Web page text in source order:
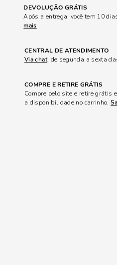
DEVOLUÇÃO GRÁTIS
Após a entrega, você tem 10
mais
CENTRAL DE ATENDIMENTO
Via chat, de segunda a sexta
COMPRE E RETIRE GRÁTIS
Compre pelo site e retire grátis
a disponibilidade no carrinho.